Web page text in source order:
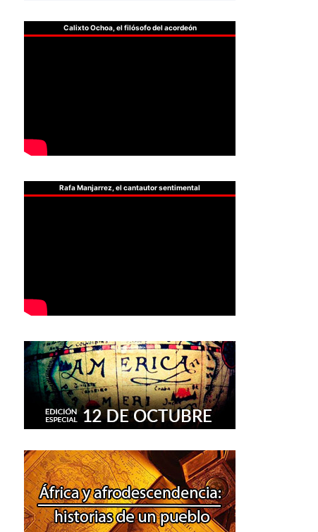
Calixto Ochoa, el filósofo del acordeón
Rafa Manjarrez, el cantautor sentimental